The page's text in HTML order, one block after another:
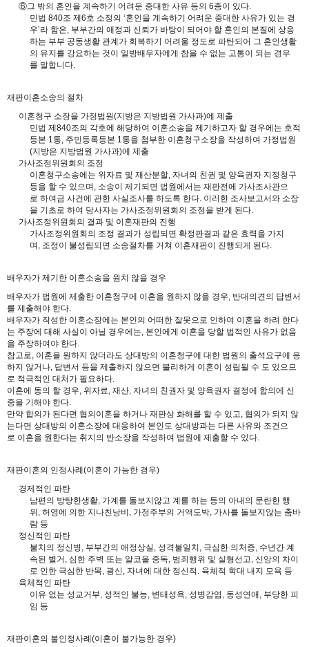
⑥그 밖의 혼인을 계속하기 어려운 중대한 사유 등의 6종이 있다.
민법 840조 제6호 소정의 ‘혼인을 계속하기 어려운 중대한 사유가 있는 경
우’라 함은, 부부간의 애정과 신뢰가 바탕이 되어야 할 혼인의 본질에 상응
하는 부부 공동생활 관계가 회복하기 어려울 정도로 파탄되어 그 혼인생활
의 유지를 강요하는 것이 일방배우자에게 참을 수 없는 고통이 되는 경우
를 말합니다.
재판이혼소송의 절차
이혼청구 소장을 가정법원(지방은 지방법원 가사과)에 제출
민법 제840조의 각호에 해당하여 이혼소송을 제기하고자 할 경우에는 호적
등본 1통, 주민등록등본 1통을 첨부한 이혼청구소장을 작성하여 가정법원
(지방은 지방법원 가사과)에 제출
가사조정위원회의 조정
이혼청구소송에는 위자료 및 재산분할, 자녀의 친권 및 양육권자 지정청구
등을 할 수 있으며, 소송이 제기되면 법원에서는 재판전에 가사조사관으
로 하여금 사건에 관한 사실조사를 하도록 한다. 이러한 조사보고서와 소장
을 기초로 하여 당사자는 가사조정위원회의 조정을 받게 된다.
가사조정위원회의 결과 및 이혼재판의 진행
가사조정위원회의 조정 결과가 성립되면 확정판결과 같은 효력을 가지
며, 조정이 불성립되면 소송절차를 거쳐 이혼재판이 진행되게 된다.
배우자가 제기한 이혼소송을 원치 않을 경우
배우자가 법원에 제출한 이혼청구에 이혼을 원하지 않을 경우, 반대의견의 답변서
를 제출해야 한다.
배우자가 작성한 이혼소장에는 본인의 어떠한 잘못으로 인하여 이혼을 하려 한다
는 주장에 대해 사실이 아닐 경우에는, 본인에게 이혼을 당할 법적인 사유가 없음
을 주장하여야 한다.
참고로, 이혼을 원하지 않더라도 상대방의 이혼청구에 대한 법원의 출석요구에 응
하지 않거나, 답변서 등을 제출하지 않으면 불리하게 이혼이 성립될 수 도 있으므
로 적극적인 대처가 필요하다.
이혼에 동의 할 경우, 위자료, 재산, 자녀의 친권자 및 양육권자 결정에 합의에 신
중을 기해야 한다.
만약 합의가 된다면 협의이혼을 하거나 재판상 화해를 할 수 있고, 협의가 되지 않
는다면 상대방의 이혼소장에 대응하여 본인도 상대방과는 다른 사유와 조건으
로 이혼을 원한다는 취지의 반소장을 작성하여 법원에 제출할 수 있다.
재판이혼의 인정사례(이혼이 가능한 경우)
경제적인 파탄
남편의 방탕한생활, 가계를 돌보지않고 계를 하는 등의 아내의 문란한 행
위, 허영에 의한 지나친낭비, 가정주부의 거액도박, 가사를 돌보지않는 춤바
람 등
정신적인 파탄
불치의 정신병, 부부간의 애정상실, 성격불일치, 극심한 의처증, 수년간 계
속된 별거, 심한 주벽 또는 알코올 중독, 범죄행위 및 실형선고, 신앙의 차이
로 인한 극심한 반목, 광신, 자녀에 대한 정신적. 육체적 학대 내지 모욕 등
육체적인 파탄
이유 없는 성교거부, 성적인 불능, 변태성욕, 성병감염, 동성연애, 부당한 피
임 등
재판이혼의 불인정사례(이혼이 불가능한 경우)